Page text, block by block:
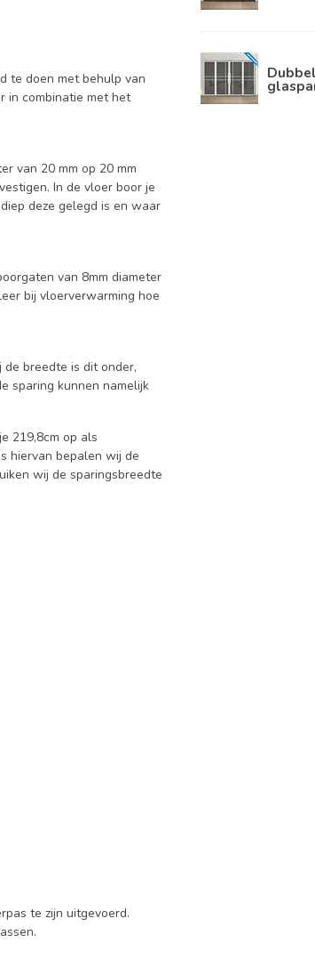
te doen met behulp van
in combinatie met het
van 20 mm op 20 mm
In de vloer boor je
deze gelegd is en waar
van 8mm diameter
bij vloerverwarming hoe
breedte is dit onder,
sparing kunnen namelijk
219,8cm op als
hiervan bepalen wij de
wij de sparingsbreedte
te zijn uitgevoerd.